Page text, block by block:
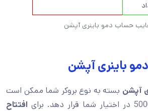
حساب دمو باینری آپشن
باینری آپشن
آپشن بسته به نوع بروکر شما ممکن است
افتتاح